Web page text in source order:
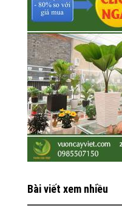
Bài viết xem nhiều